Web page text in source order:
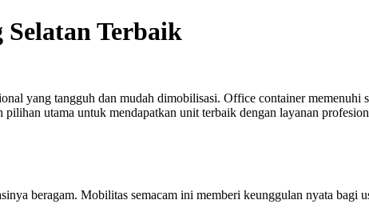
Selatan Terbaik
yang tangguh dan mudah dimobilisasi. Office container memenuhi
pilihan utama untuk mendapatkan unit terbaik dengan layanan
beragam. Mobilitas semacam ini memberi keunggulan nyata bagi